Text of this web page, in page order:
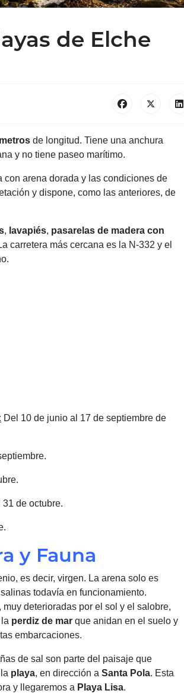
de Elche
de longitud. Tiene una anchura
y no tiene paseo marítimo.
arena dorada y las condiciones de
y dispone, como las anteriores, de
, lavapiés, pasarelas de madera con
carretera más cercana es la N-332 y el
Del 10 de junio al 17 de septiembre de
de octubre.
y Fauna
es decir, virgen. La arena solo es
todavía en funcionamiento.
deterioradas por el sol y el salobre,
perdiz de mar que anidan en el suelo y
embarcaciones.
de sal son parte del paisaje que
playa, en dirección a Santa Pola. Esta
y llegaremos a Playa Lisa.